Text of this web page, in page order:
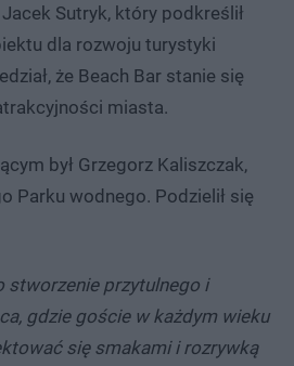
Sutryk, który podkreślił
dla rozwoju turystyki
że Beach Bar stanie się
miasta.
był Grzegorz Kaliszczak,
Parku wodnego. Podzielił się
stworzenie przytulnego i
gdzie goście w każdym wieku
się smakami i rozrywką